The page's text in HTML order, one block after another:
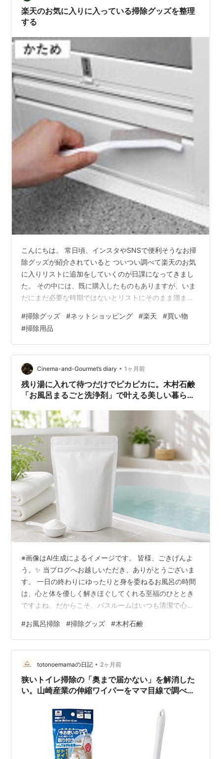
た。…
楽天のお気に入りに入っている掃除グッズを整理
する
こんにちは。 常日頃、インスタやSNSで便利そうなお掃
除グッズが紹介されていると ついつい調べて楽天のお気
に入りリストに追加をしていくのが日課になってきまし
た。 その中には、既に購入したものもありますが、いま
だにまだ必要な時期ではないとリストにそのまま溜まっ
トに入っている 便利そうなお掃除グッズ を、今後購入予
定がありそうかという基準で整理していきたいと思いま
す。 [rakuten:livingut:10237749:detail] アズマジックの
かため隙間ブラシ お風呂掃除のあらゆる隙間に手が届く
ブラシ。これで梅雨時期のカビ対策をしたい。 …
#掃除グッズ #ネットショッピング #楽天 #買い物
#掃除用品
Cinema-and-Gourmet’s diary • 1ヶ月前
残り湯に入れて待つだけでピカピカに。木村石鹸
「お風呂まるごと洗浄剤」で叶える美しい暮らし
※画像はAI生成によるイメージです。 皆様、ごきげんよ
う。✨ 当ブログへお越しいただき、ありがとうございま
す。 一日の終わりにゆったりと身を委ねるお風呂の時間
は、心と体を優しく解きほぐしてくれる至福のひととき
ですよね。だからこそ、バスルームはいつも清潔で心地
風呂掃除の負担をぐっと軽減してくれる便利なアイテム
をご紹介いたします。 「木村石鹸 お風呂まるごと洗浄
剤」🛁✨ 大正13年創業の老舗石鹸メーカー「木村石鹸」
が手掛ける、お風呂掃除を手軽にしてくれる人気の洗浄
剤です。 🫧 残り湯に入れて「つけ置き」するだけ お風
呂上がりの残り湯に洗浄剤を入れ…
#お風呂掃除 #掃除グッズ #木村石鹸
totonoemamaの日記 • 2ヶ月前
狭いトイレ掃除の「奥まで届かない」を解消した
い。山崎産業の伸縮ワイパーをママ目線で調べて